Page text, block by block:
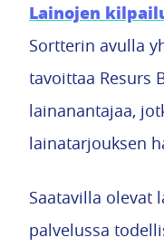
Lainojen
Sortterin avulla
tavoittaa Resurs
lainanantajaa,
lainatarjouksen
Saatavilla olevat
palvelussa